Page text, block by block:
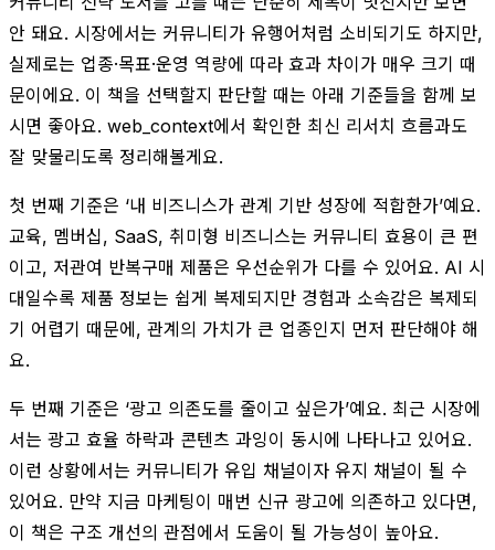
안 돼요. 시장에서는 커뮤니티가 유행어처럼 소비되기도 하지만,
실제로는 업종·목표·운영 역량에 따라 효과 차이가 매우 크기 때
문이에요. 이 책을 선택할지 판단할 때는 아래 기준들을 함께 보
시면 좋아요. web_context에서 확인한 최신 리서치 흐름과도
잘 맞물리도록 정리해볼게요.
첫 번째 기준은 ‘내 비즈니스가 관계 기반 성장에 적합한가’예요.
교육, 멤버십, SaaS, 취미형 비즈니스는 커뮤니티 효용이 큰 편
이고, 저관여 반복구매 제품은 우선순위가 다를 수 있어요. AI 시
대일수록 제품 정보는 쉽게 복제되지만 경험과 소속감은 복제되
기 어렵기 때문에, 관계의 가치가 큰 업종인지 먼저 판단해야 해
요.
두 번째 기준은 ‘광고 의존도를 줄이고 싶은가’예요. 최근 시장에
서는 광고 효율 하락과 콘텐츠 과잉이 동시에 나타나고 있어요.
이런 상황에서는 커뮤니티가 유입 채널이자 유지 채널이 될 수
있어요. 만약 지금 마케팅이 매번 신규 광고에 의존하고 있다면,
이 책은 구조 개선의 관점에서 도움이 될 가능성이 높아요.